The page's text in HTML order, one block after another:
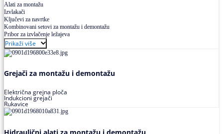
Alati za montažu
Izvlakači
Ključevi za navrtke
Kombinovani setovi za montažu i demontažu
Pribor za izvlačenje ležajeva
Prikaži više
Grejači za montažu i demontažu
Električna grejna ploča
Indukcioni grejači
Rukavice